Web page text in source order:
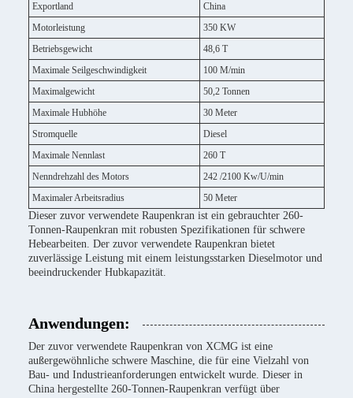
Exportland
China
Motorleistung
350 KW
Betriebsgewicht
48,6 T
Maximale Seilgeschwindigkeit
100 M/min
Maximalgewicht
50,2 Tonnen
Maximale Hubhöhe
30 Meter
Stromquelle
Diesel
Maximale Nennlast
260 T
Nenndrehzahl des Motors
242 /2100 Kw/U/min
Maximaler Arbeitsradius
50 Meter
Dieser zuvor verwendete Raupenkran ist ein gebrauchter 260-
Tonnen-Raupenkran mit robusten Spezifikationen für schwere
Hebearbeiten. Der zuvor verwendete Raupenkran bietet
zuverlässige Leistung mit einem leistungsstarken Dieselmotor und
beeindruckender Hubkapazität.
Anwendungen:
Der zuvor verwendete Raupenkran von XCMG ist eine
außergewöhnliche schwere Maschine, die für eine Vielzahl von
Bau- und Industrieanforderungen entwickelt wurde. Dieser in
China hergestellte 260-Tonnen-Raupenkran verfügt über